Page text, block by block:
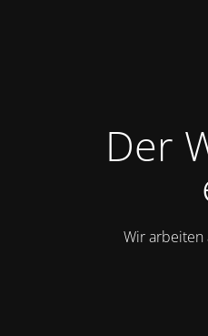
Der
Wir arbeiten